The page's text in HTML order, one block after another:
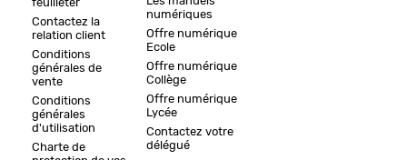
feuilleter
Contactez la
relation client
Conditions
générales de
vente
Conditions
générales
d'utilisation
Charte de
numériques
Offre numérique
Ecole
Offre numérique
Collège
Offre numérique
Lycée
Contactez votre
délégué